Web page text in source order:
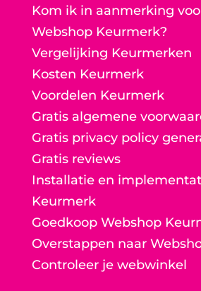
Kom ik in aanmerking
Webshop Keurmerk?
Vergelijking Keurmerken
Kosten Keurmerk
Voordelen Keurmerk
Gratis algemene
Gratis privacy policy
Gratis reviews
Installatie en
Keurmerk
Goedkoop Webshop
Overstappen naar
Controleer je webwinkel